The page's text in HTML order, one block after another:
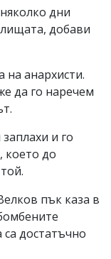
дни
добави
на анархисти.
да го наречем
и го
което до
пък каза в
достатъчно